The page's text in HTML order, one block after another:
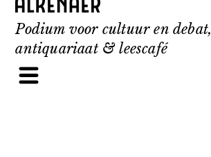
Podium voor cultuur en debat,
antiquariaat & leescafé